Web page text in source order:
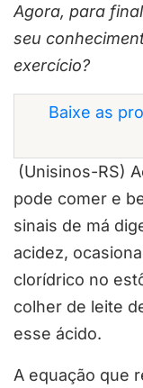
Agora, para
seu
exercício?
Baixe as
(Unisinos-RS)
pode comer e
sinais de má
acidez,
clorídrico no
colher de leite
esse ácido.
A equação que